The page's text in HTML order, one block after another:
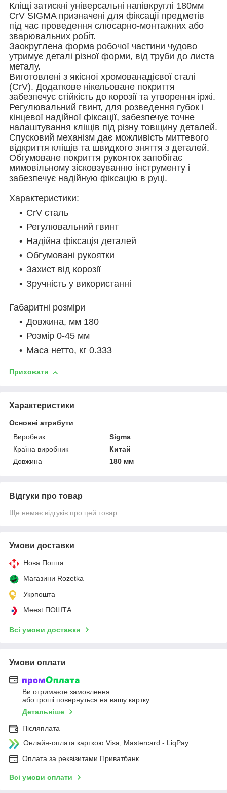
Кліщі затискні універсальні напівкруглі 180мм
CrV SIGMA призначені для фіксації предметів
під час проведення слюсарно-монтажних або
зварювальних робіт.
Заокруглена форма робочої частини чудово
утримує деталі різної форми, від труби до листа
металу.
Виготовлені з якісної хромованадієвої сталі
(CrV). Додаткове нікельоване покриття
забезпечує стійкість до корозії та утворення іржі.
Регулювальний гвинт, для розведення губок і
кінцевої надійної фіксації, забезпечує точне
налаштування кліщів під різну товщину деталей.
Спусковий механізм дає можливість миттевого
відкриття кліщів та швидкого зняття з деталей.
Обгумоване покриття рукояток запобігає
мимовільному зісковзуванню інструменту і
забезпечує надійную фіксацію в руці.
Характеристики:
CrV сталь
Регулювальний гвинт
Надійна фіксація деталей
Обгумовані рукоятки
Захист від корозії
Зручність у використанні
Габаритні розміри
Довжина, мм 180
Розмір 0-45 мм
Маса нетто, кг 0.333
Приховати
Характеристики
Основні атрибути
Виробник
Sigma
Країна виробник
Китай
Довжина
180 мм
Відгуки про товар
Ще немає відгуків про цей товар
Умови доставки
Нова Пошта
Магазини Rozetka
Укрпошта
Meest ПОШТА
Всі умови доставки
Умови оплати
Ви отримаєте замовлення
або гроші повернуться на вашу картку
Детальніше
Післяплата
Онлайн-оплата карткою Visa, Mastercard - LiqPay
Оплата за реквізитами Приватбанк
Всі умови оплати